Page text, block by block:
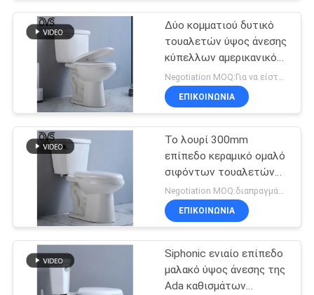
ΜΑΣ
ΕΛΆΤΕ
ΕΠΑΦΉ
ΜΕ
ΕΙΔΉΣΕΙΣ
ΠΕΡΙΠΤΏΣΕΙΣ
Περιζωμένη ένα
κομμάτι τουαλέτα
17
Διπλή επίπεδη
ενός κομματιού
τουαλέτα
19
Δύο κομματιού δυτικό
τουαλετών ύψος άνεσης
κύπελλων αμερικανικό
τυποποιημένο γύρω από
την τουαλέτα
ΕΠΙΚΟΙΝΩΝΙΑ
Το λουρί 300mm
επίπεδο κεραμικό ομαλό
σιφόντων τουαλετών
δύο κομματιών που
πλαισιώθηκε επιμήκυνε
Negotiation MOQ:διαπραγμάτευση
ΕΠΙΚΟΙΝΩΝΙΑ
Siphonic ενιαίο επίπεδο
μαλακό ύψος άνεσης της
Ada καθισμάτων